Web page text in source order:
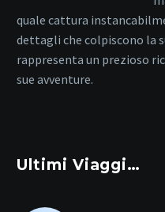
quale cattura
dettagli che colpiscono la
rappresenta un prezioso
sue avventure.
Ultimi Viaggi…